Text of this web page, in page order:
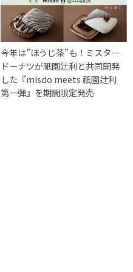
今年は”ほうじ茶”も！ミスター
ドーナツが祇園辻利と共同開発
した『misdo meets 祇園辻利
第一弾』を期間限定発売